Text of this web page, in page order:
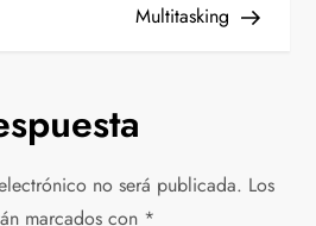
Multitasking
no será publicada. Los
marcados con *